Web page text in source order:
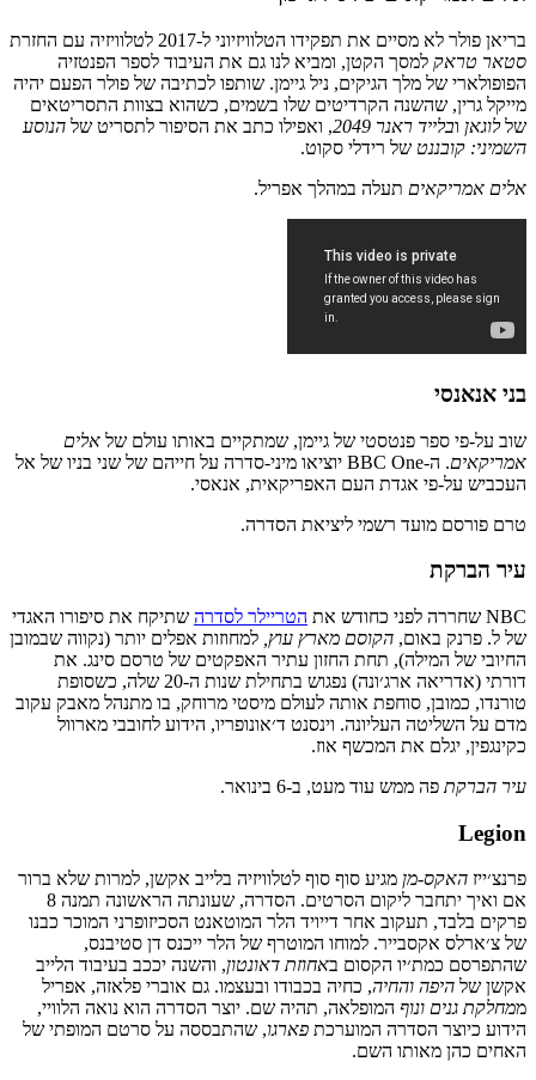
בריאן פולר לא מסיים את תפקידו הטלוויזיוני ל-2017 לטלוויזיה עם החזרת
סטאר טראק למסך הקטן, ומביא לנו גם את העיבוד לספר הפנטזיה
הפופולארי של מלך הגיקים, ניל גיימן. שותפו לכתיבה של פולר הפעם יהיה
מייקל גרין, שהשנה הקרדיטים שלו בשמים, כשהוא בצוות התסריטאים
שללוגאן ובלייד ראנר 2049 , ואפילו כתב את הסיפור לתסריט של הנוסע
השמיני: קובננט של רידלי סקוט.
אלים אמריקאים תעלה במהלך אפריל.
בני אנאנסי
שוב על-פי ספר פנטסטי של גיימן, שמתקיים באותו עולם של אלים
אמריקאים
. ה-BBC One יוציאו מיני-סדרה על חייהם של שני בניו של אל
העכביש על-פי אגדת העם האפריקאית, אנאסי.
טרם פורסם מועד רשמי ליציאת הסדרה.
עיר הברקת
NBC שחררה לפני כחודש את הטריילר לסדרה שתיקח את סיפורו האגדי
של ל. פרנק באום, הקוסם מארץ עוץ, למחוזות אפלים יותר (נקווה שבמובן
החיובי של המילה), תחת החזון עתיר האפקטים של טרסם סינג. את
דורתי (אדריאה ארג׳ונה) נפגוש בתחילת שנות ה-20 שלה, כשסופת
טורנדו, כמובן, סוחפת אותה לעולם מיסטי מרוחק, בו מתנהל מאבק עקוב
מדם על השליטה העליונה. וינסנט ד׳אונופריו, הידוע לחובבי מארוול
כקינגפין, יגלם את המכשף אוז.
עיר הברקת פה ממש עוד מעט, ב-6 בינואר.
Legion
פרנצ׳ייז האקס-מן מגיע סוף סוף לטלוויזיה בלייב אקשן, למרות שלא ברור
אם ואיך יתחבר ליקום הסרטים. הסדרה, שעונתה הראשונה תמנה 8
פרקים בלבד, תעקוב אחר דייויד הלר המוטאנט הסכיזופרני המוכר כבנו
של צ׳ארלס אקסבייר. למוחו המוטרף של הלר ייכנס דן סטיבנס,
שהתפרסם כמת׳יו הקסום באחוזת דאונטון, והשנה יככב בעיבוד הלייב
אקשן של היפה והחיה, כחיה בכבודו ובעצמו. גם אוברי פלאזה, אפריל
ממחלקת גנים ונוף המופלאה, תהיה שם. יוצר הסדרה הוא נואה הלוויי,
הידוע כיוצר הסדרה המוערכת פארגו, שהתבססה על סרטם המופתי של
האחים כהן מאותו השם.